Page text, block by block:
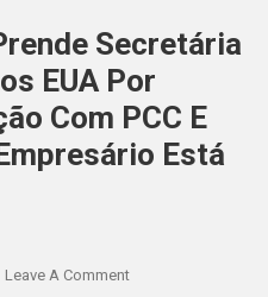
Secretária
EUA Por
Com PCC E
Está
Leave A CommentOn